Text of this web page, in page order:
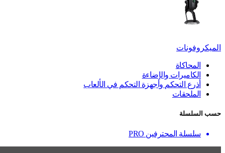
الميكروفونات
المحاكاة
الكاميرات والإضاءة
أذرع التحكم وأجهزة التحكم في الألعاب
الملحقات
حسب السلسلة
سلسلة المحترفين PRO